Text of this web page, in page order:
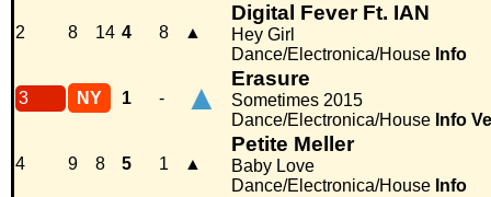
2 8 14 4 8 ▲
Digital Fever Ft. IAN
Hey Girl
Dance/Electronica/House Info
3 NY 1 - ▲ Erasure
Sometimes 2015
Dance/Electronica/House Info
4 9 8 5 1 ▲
Petite Meller
Baby Love
Dance/Electronica/House Info